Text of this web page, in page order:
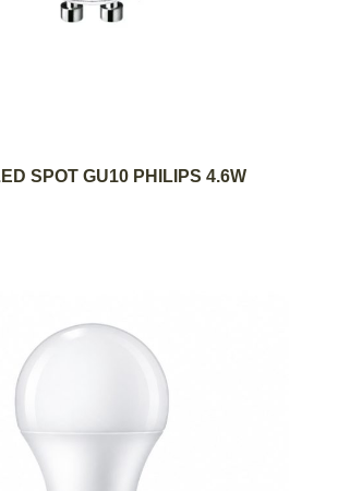
AGREGAR AL CARRITO
SPOT GU10 PHILIPS 4.6W